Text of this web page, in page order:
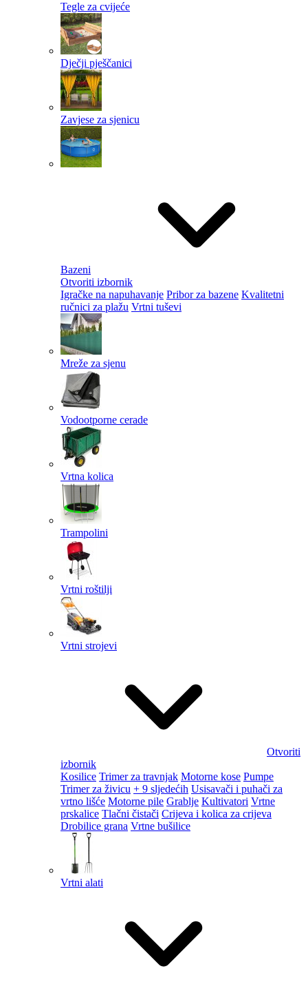
Tegle za cvijeće
Dječji pješčanici
Zavjese za sjenicu
Bazeni
Otvoriti izbornik
Igračke na napuhavanje Pribor za bazene Kvalitetni
ručnici za plažu Vrtni tuševi
Mreže za sjenu
Vodootporne cerade
Vrtna kolica
Trampolini
Vrtni roštilji
Vrtni strojevi
Otvoriti
izbornik
Kosilice Trimer za travnjak Motorne kose Pumpe
Trimer za živicu + 9 sljedećih Usisavači i puhači za
vrtno lišće Motorne pile Grablje Kultivatori Vrtne
prskalice Tlačni čistači Crijeva i kolica za crijeva
Drobilice grana Vrtne bušilice
Vrtni alati